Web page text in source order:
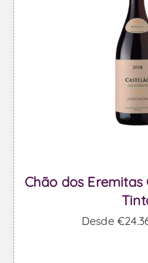
Chão dos
Desde